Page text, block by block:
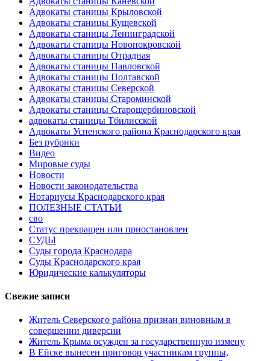
Адвокаты станицы Крыловской
Адвокаты станицы Кущевской
Адвокаты станицы Ленинградской
Адвокаты станицы Новопокровской
Адвокаты станицы Отрадная
Адвокаты станицы Павловской
Адвокаты станицы Полтавской
Адвокаты станицы Северской
Адвокаты станицы Староминской
Адвокаты станицы Старощербиновской
адвокаты станицы Тбилисской
Адвокаты Успенского района Краснодарского края
Без рубрики
Видео
Мировые суды
Новости
Новости законодательства
Нотариусы Краснодарского края
ПОЛЕЗНЫЕ СТАТЬИ
сво
Статус прекращен или приостановлен
СУДЫ
Суды города Краснодара
Суды Краснодарского края
Юридические калькуляторы
Свежие записи
Житель Северского района признан виновным в
совершении диверсии
Житель Крыма осужден за государственную измену
В Ейске вынесен приговор участникам группы,